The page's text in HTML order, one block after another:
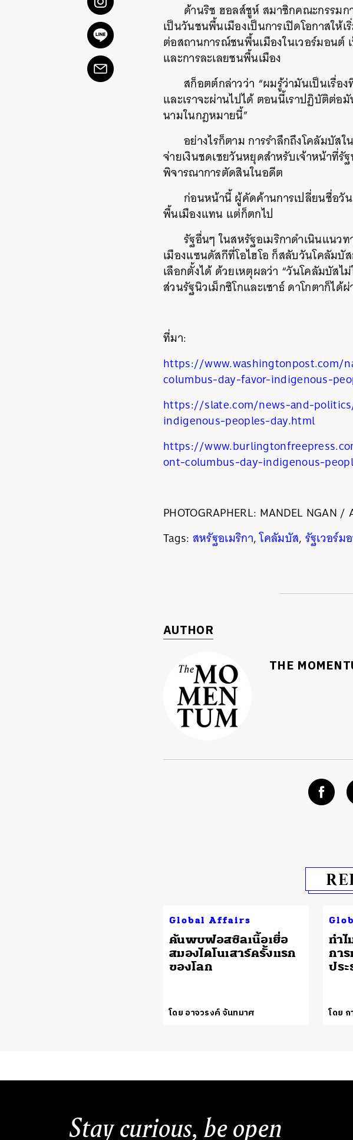
ด้านริช ฮอลส์ชูห์ สมาชิกคณะกรรมก
เป็นวันชนพื้นเมืองเป็นการเปิดโอกาสให้
ต่อสถานการณ์ชนพื้นเมืองในเวอร์มอนต์
และการละเลยชนพื้นเมือง
สก็อตต์กล่าวว่า “ผมรู้ว่ามันเป็นเรื่
และเราจะผ่านไปได้ ตอนนี้เราปฏิบัติต่
นามในกฎหมายนี้”
อย่างไรก็ตาม การรำลึกถึงโคลัมบัส
จ่ายเงินชดเชยวันหยุดสำหรับเจ้าหน้าที่
พิจารณาการตัดสินในอดีต
ก่อนหน้านี้ ผู้คัดค้านการเปลี่ยนชื่อวั
พื้นเมืองแทน แต่ก็ตกไป
รัฐอื่นๆ ในสหรัฐอเมริกาดำเนินแน
เมืองแซนดัสกีที่โอไฮโอ ก็สลับวันโคลัมบั
เลือกตั้งได้ ด้วยเหตุผลว่า “วันโคลัมบัส
ส่วนรัฐนิวเม็กซิโกและเซาธ์ ดาโกตาก็ไ
ที่มา:
https://www.washingtonpost.com/
columbus-day-favor-indigenous-
https://slate.com/news-and-
indigenous-peoples-day.html
https://
ont-columbus-day-indigenous-
PHOTOGRAPHERL: MANDEL NGAN /
Tags: สหรัฐอเมริกา,โคลัมบัส, รัฐเวอร์ม
AUTHOR
THE
Global Affairs
ค้นพบฟอสซิลเนื้อเยื่อ
สมองไดโนเสาร์ครั้งแรก
ของโลก
โดย อาจวรงค์ จันทมาศ
ทำไ
กา
ปร
โดย
Stay curious, be open